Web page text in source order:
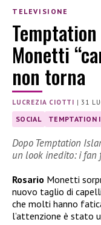
TELEVISIONE
Monetti
non torna
LUCREZIA CIOTTI |31
SOCIAL TEMPTATION
Dopo Temptation
un look inedito: i fan
Rosario Monetti
nuovo taglio di
che molti hanno
l’attenzione è stato